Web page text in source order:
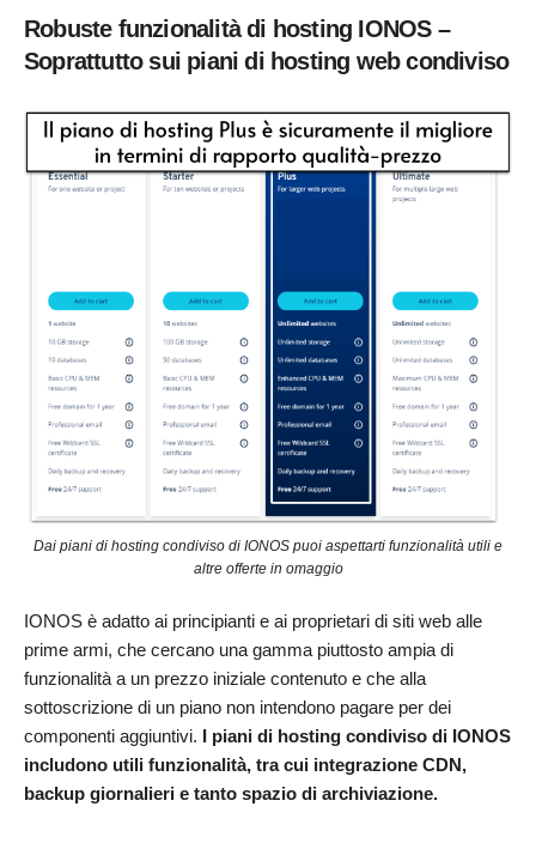
Robuste funzionalità di hosting IONOS –
Soprattutto sui piani di hosting web condiviso
Dai piani di hosting condiviso di IONOS puoi aspettarti funzionalità utili e
altre offerte in omaggio
IONOS è adatto ai principianti e ai proprietari di siti web alle
prime armi, che cercano una gamma piuttosto ampia di
funzionalità a un prezzo iniziale contenuto e che alla
sottoscrizione di un piano non intendono pagare per dei
componenti aggiuntivi. I piani di hosting condiviso di IONOS
includono utili funzionalità, tra cui integrazione CDN,
backup giornalieri e tanto spazio di archiviazione.